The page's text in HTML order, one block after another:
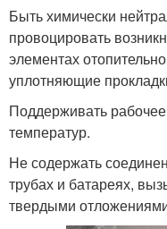
Быть химически
провоцировать
элементах
уплотняющие
Поддерживать
температур.
Не содержать
трубах и батареях,
твердыми